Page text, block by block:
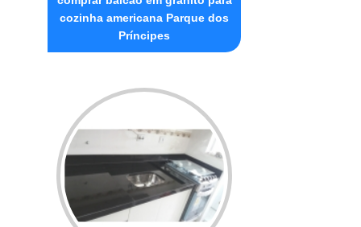
cozinha americana Parque dos
Príncipes